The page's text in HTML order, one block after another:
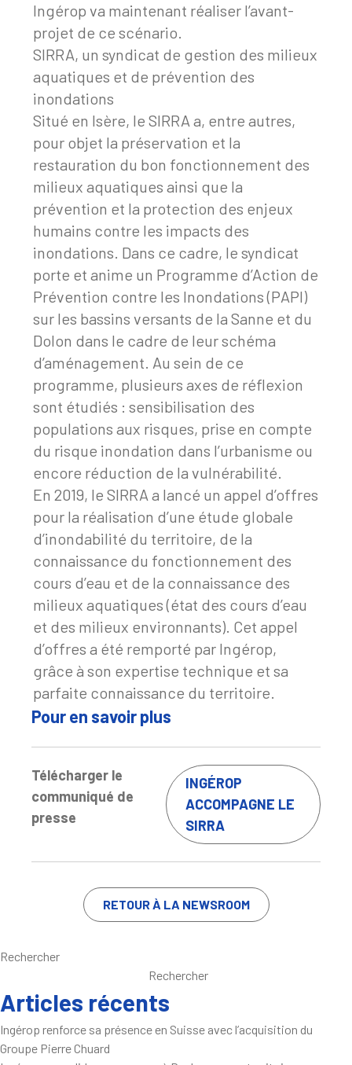
Ingérop va maintenant réaliser l’avant-
projet de ce scénario.
SIRRA, un syndicat de gestion des milieux
aquatiques et de prévention des
inondations
Situé en Isère, le SIRRA a, entre autres,
pour objet la préservation et la
restauration du bon fonctionnement des
milieux aquatiques ainsi que la
prévention et la protection des enjeux
humains contre les impacts des
inondations. Dans ce cadre, le syndicat
porte et anime un Programme d’Action de
Prévention contre les Inondations (PAPI)
sur les bassins versants de la Sanne et du
Dolon dans le cadre de leur schéma
d’aménagement. Au sein de ce
programme, plusieurs axes de réflexion
sont étudiés : sensibilisation des
populations aux risques, prise en compte
du risque inondation dans l’urbanisme ou
encore réduction de la vulnérabilité.
En 2019, le SIRRA a lancé un appel d’offres
pour la réalisation d’une étude globale
d’inondabilité du territoire, de la
connaissance du fonctionnement des
cours d’eau et de la connaissance des
milieux aquatiques (état des cours d’eau
et des milieux environnants). Cet appel
d’offres a été remporté par Ingérop,
grâce à son expertise technique et sa
parfaite connaissance du territoire.
Pour en savoir plus
Télécharger le
communiqué de
presse
INGÉROP
ACCOMPAGNE LE
SIRRA
RETOUR À LA NEWSROOM
Rechercher
Rechercher
Articles récents
Ingérop renforce sa présence en Suisse avec l’acquisition du
Groupe Pierre Chuard